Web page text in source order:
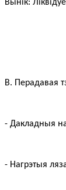
Вынік:
B. Перадавая
- Дакладныя
- Нагрэтыя